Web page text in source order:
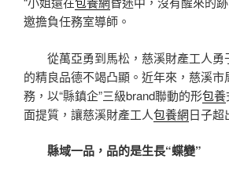
邀擔負任務室導師。
從萬亞勇到馬松，慈溪財產工人
的精良品德不竭凸顯。近年來，慈溪
務，以“縣鎮企”三級brand聯動的形包養
面提質，讓慈溪財產工人包養網日子超
縣域一品，品的是生長“蝶變”